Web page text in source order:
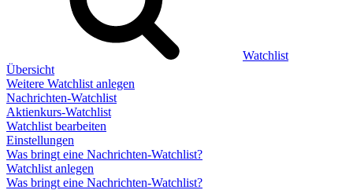
Watchlist
Übersicht
Weitere Watchlist anlegen
Nachrichten-Watchlist
Aktienkurs-Watchlist
Watchlist bearbeiten
Einstellungen
Was bringt eine Nachrichten-Watchlist?
Watchlist anlegen
Was bringt eine Nachrichten-Watchlist?